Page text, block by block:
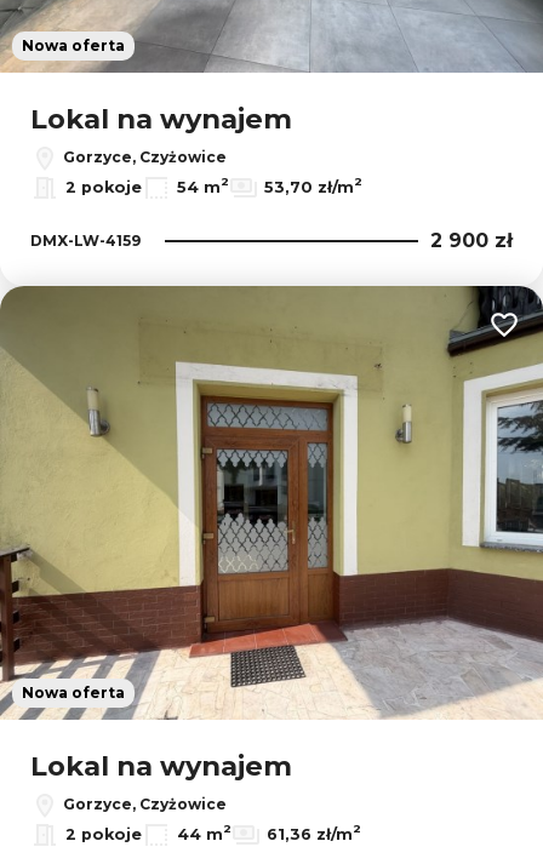
Nowa oferta
Lokal na wynajem
Gorzyce, Czyżowice
2 pokoje
54 m2 53,70 zł/m2
DMX-LW-4159 2 900 zł
Nowa oferta
Lokal na wynajem
Gorzyce, Czyżowice
2 pokoje
44 m2 61,36 zł/m2